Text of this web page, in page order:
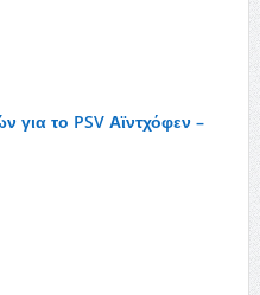
το PSV Αϊντχόφεν –